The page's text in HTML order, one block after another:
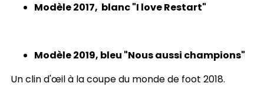
Modèle 2017, blanc "I love Restart"
Modèle 2019, bleu "Nous aussi champions"
Un clin d'œil à la coupe du monde de foot 2018.